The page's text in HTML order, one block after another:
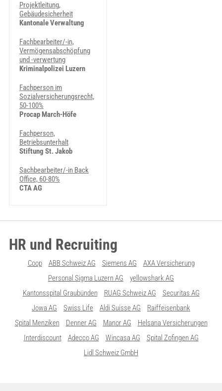
Projektleitung,
Gebäudesicherheit
Kantonale Verwaltung
Fachbearbeiter/-in,
Vermögensabschöpfung
und -verwertung
Kriminalpolizei Luzern
Fachperson im
Sozialversicherungsrecht,
50-100%
Procap March-Höfe
Fachperson,
Betriebsunterhalt
Stiftung St. Jakob
Sachbearbeiter/-in Back
Office, 60-80%
CTA AG
HR und Recruiting
Coop ABB Schweiz AG Siemens AG
AXA Versicherung
Personal Sigma Luzern AG
yellowshark AG
Kantonsspital Graubünden
RUAG Schweiz AG
Securitas AG
Jowa AG
Swiss Life Aldi Suisse AG
Raiffeisenbank
Spital Menziken
Denner AG Manor AG
Helsana Versicherungen
Interdiscount
Adecco AG Wincasa AG
Spital Zofingen AG
Lidl Schweiz GmbH